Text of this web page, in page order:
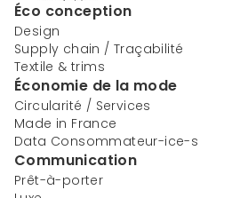
Éco conception
Design
Supply chain / Traçabilité
Textile & trims
Économie de la mode
Circularité / Services
Made in France
Data Consommateur-ice-s
Communication
Prêt-à-porter